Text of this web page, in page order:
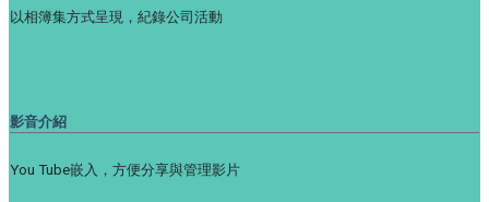
以相簿集方式呈現，紀錄公司活動
影音介紹
You Tube嵌入，方便分享與管理影片